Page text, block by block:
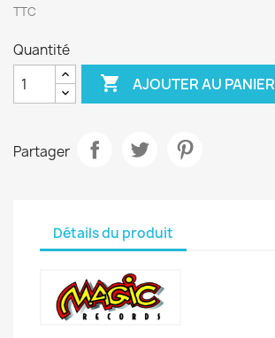
TTC
Quantité
 AJOUTER AU PANIER
Partager
Détails du produit